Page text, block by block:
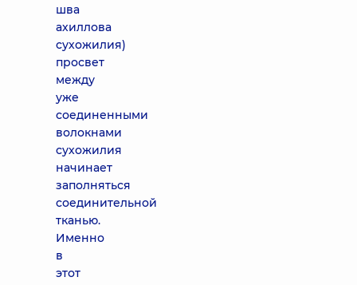
шва
ахиллова
сухожилия)
просвет
между
уже
соединенными
волокнами
сухожилия
начинает
заполняться
соединительной
тканью.
Именно
в
этот